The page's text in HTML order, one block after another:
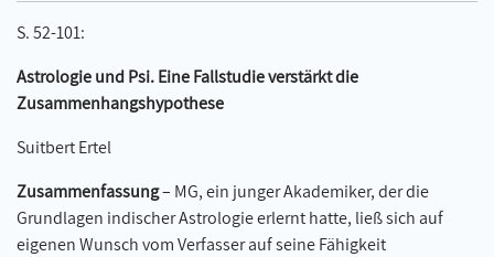
S. 52-101:
Astrologie und Psi. Eine Fallstudie verstärkt die
Zusammenhangshypothese
Suitbert Ertel
Zusammenfassung– MG, ein junger Akademiker, der die
Grundlagen indischer Astrologie erlernt hatte, ließ sich auf
eigenen Wunsch vom Verfasser auf seine Fähigkeit